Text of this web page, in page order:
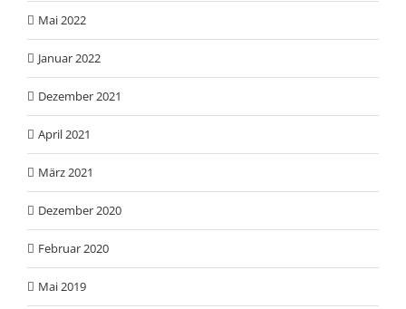
Mai 2022
Januar 2022
Dezember 2021
April 2021
März 2021
Dezember 2020
Februar 2020
Mai 2019